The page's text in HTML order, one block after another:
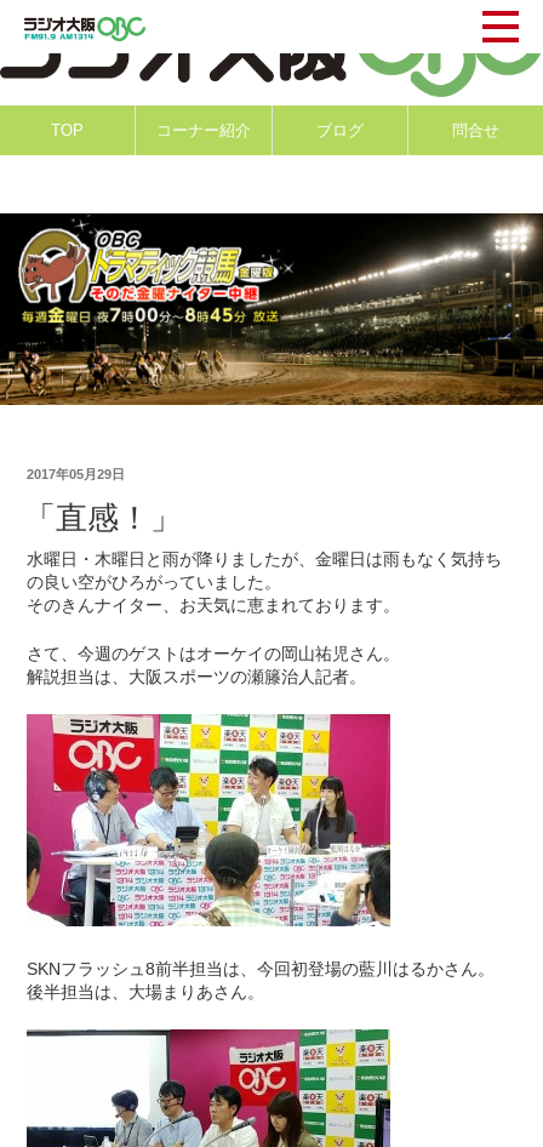
TOP コーナー紹介 ブログ 問合せ
2017年05月29日
「直感！」
水曜日・木曜日と雨が降りましたが、金曜日は雨もなく気持ち
の良い空がひろがっていました。
そのきんナイター、お天気に恵まれております。
さて、今週のゲストはオーケイの岡山祐児さん。
解説担当は、大阪スポーツの瀬籐治人記者。
SKNフラッシュ8前半担当は、今回初登場の藍川はるかさん。
後半担当は、大場まりあさん。